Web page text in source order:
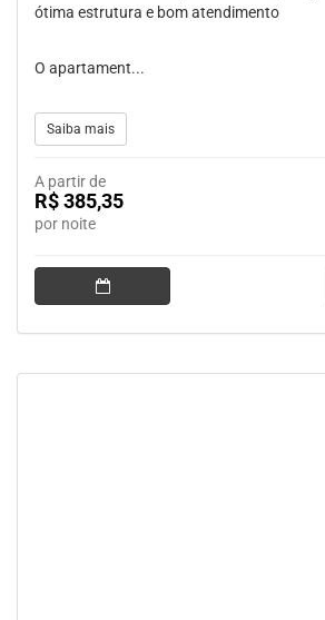
ótima estrutura e bom atendimento
O apartament...
Saiba mais
A partir de
R$ 385,35
por noite